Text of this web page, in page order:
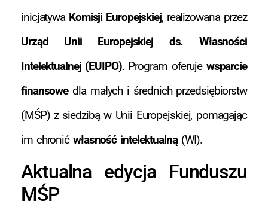
inicjatywa Komisji Europejskiej, realizowana przez
Urząd Unii Europejskiej ds. Własności
Intelektualnej (EUIPO). Program oferuje wsparcie
finansowedla małych i średnich przedsiębiorstw
(MŚP) z siedzibą w Unii Europejskiej, pomagając
im chronić własność intelektualną(WI).
Aktualna edycja Funduszu
MŚP